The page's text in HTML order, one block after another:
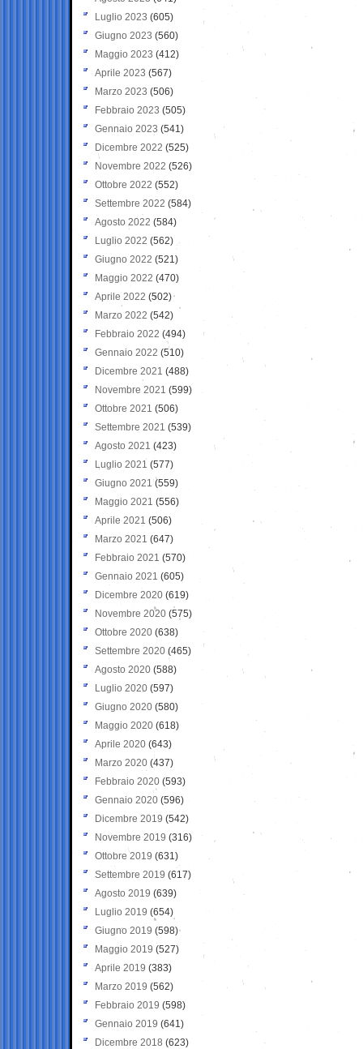
Luglio 2023 (605)
Giugno 2023 (560)
Maggio 2023 (412)
Aprile 2023 (567)
Marzo 2023 (506)
Febbraio 2023 (505)
Gennaio 2023 (541)
Dicembre 2022 (525)
Novembre 2022 (526)
Ottobre 2022 (552)
Settembre 2022 (584)
Agosto 2022 (584)
Luglio 2022 (562)
Giugno 2022 (521)
Maggio 2022 (470)
Aprile 2022 (502)
Marzo 2022 (542)
Febbraio 2022 (494)
Gennaio 2022 (510)
Dicembre 2021 (488)
Novembre 2021 (599)
Ottobre 2021 (506)
Settembre 2021 (539)
Agosto 2021 (423)
Luglio 2021 (577)
Giugno 2021(559)
Maggio 2021 (556)
Aprile 2021 (506)
Marzo 2021 (647)
Febbraio 2021 (570)
Gennaio 2021 (605)
Dicembre 2020 (619)
Novembre 2020 (575)
Ottobre 2020 (638)
Settembre 2020(465)
Agosto 2020 (588)
Luglio 2020 (597)
Giugno 2020 (580)
Maggio 2020 (618)
Aprile 2020 (643)
Marzo 2020 (437)
Febbraio 2020 (593)
Gennaio 2020 (596)
Dicembre 2019 (542)
Novembre 2019 (316)
Ottobre 2019 (631)
Settembre 2019 (617)
Agosto 2019 (639)
Luglio 2019 (654)
Giugno 2019 (598)
Maggio 2019 (527)
Aprile 2019 (383)
Marzo 2019 (562)
Febbraio 2019 (598)
Gennaio 2019 (641)
Dicembre 2018 (623)